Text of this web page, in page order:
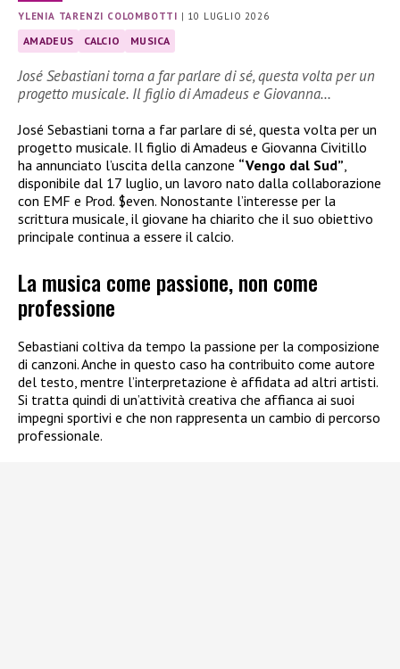
YLENIA TARENZI COLOMBOTTI | 10 LUGLIO 2026
AMADEUS CALCIO MUSICA
José Sebastiani torna a far parlare di sé, questa volta per un
progetto musicale. Il figlio di Amadeus e Giovanna…
José Sebastiani torna a far parlare di sé, questa volta per un
progetto musicale. Il figlio di Amadeus e Giovanna Civitillo
ha annunciato l’uscita della canzone “Vengo dal Sud”,
disponibile dal 17 luglio, un lavoro nato dalla collaborazione
con EMF e Prod. $even. Nonostante l’interesse per la
scrittura musicale, il giovane ha chiarito che il suo obiettivo
principale continua a essere il calcio.
La musica come passione, non come
professione
Sebastiani coltiva da tempo la passione per la composizione
di canzoni. Anche in questo caso ha contribuito come autore
del testo, mentre l’interpretazione è affidata ad altri artisti.
Si tratta quindi di un’attività creativa che affianca ai suoi
impegni sportivi e che non rappresenta un cambio di percorso
professionale.